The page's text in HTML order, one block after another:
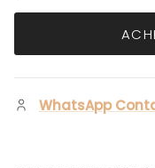
WhatsApp